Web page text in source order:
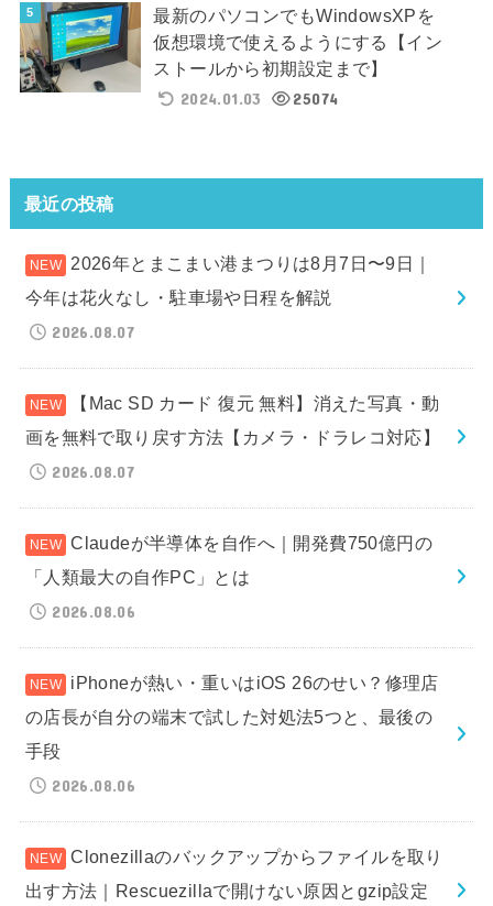
最新のパソコンでもWindowsXPを
仮想環境で使えるようにする【イン
ストールから初期設定まで】
2024.01.03
25074
最近の投稿
2026年とまこまい港まつりは8月7日〜9日｜
今年は花火なし・駐車場や日程を解説
2026.08.07
【Mac SD カード 復元 無料】消えた写真・動
画を無料で取り戻す方法【カメラ・ドラレコ対応】
2026.08.07
Claudeが半導体を自作へ｜開発費750億円の
「人類最大の自作PC」とは
2026.08.06
iPhoneが熱い・重いはiOS 26のせい？修理店
の店長が自分の端末で試した対処法5つと、最後の
手段
2026.08.06
Clonezillaのバックアップからファイルを取り
出す方法｜Rescuezillaで開けない原因とgzip設定